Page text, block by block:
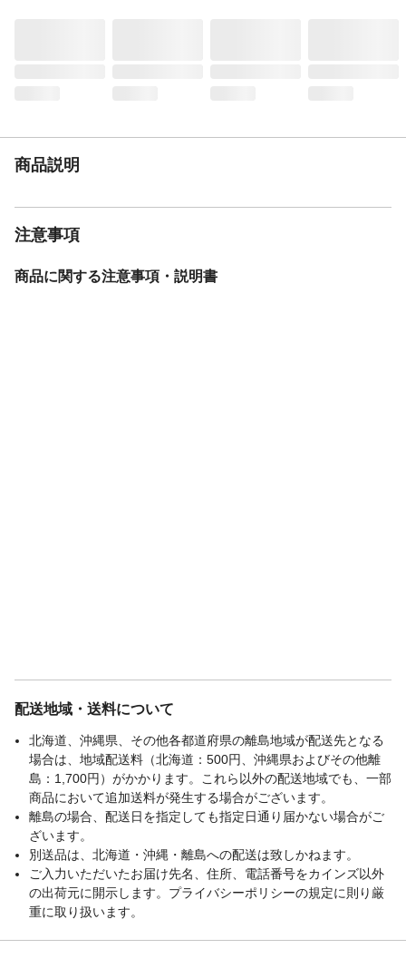
商品説明
注意事項
商品に関する注意事項・説明書
配送地域・送料について
北海道、沖縄県、その他各都道府県の離島地域が配送先となる
場合は、地域配送料（北海道：500円、沖縄県およびその他離
島：1,700円）がかかります。これら以外の配送地域でも、一部
商品において追加送料が発生する場合がございます。
離島の場合、配送日を指定しても指定日通り届かない場合がご
ざいます。
別送品は、北海道・沖縄・離島への配送は致しかねます。
ご入力いただいたお届け先名、住所、電話番号をカインズ以外
の出荷元に開示します。プライバシーポリシーの規定に則り厳
重に取り扱います。